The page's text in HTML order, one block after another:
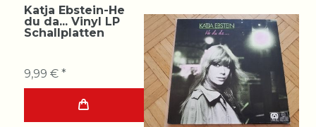
Katja Ebstein-He
du da... Vinyl LP
Schallplatten
9,99 € *